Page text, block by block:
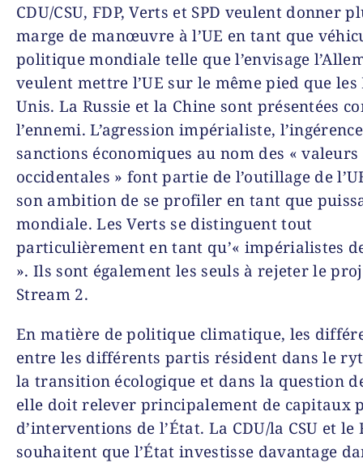
CDU/CSU, FDP, Verts et SPD veulent donner
marge de manœuvre à l’UE en tant que
politique mondiale telle que l’envisage
veulent mettre l’UE sur le même pied que les
Unis. La Russie et la Chine sont présentées
l’ennemi. L’agression impérialiste,
sanctions économiques au nom des « valeurs
occidentales » font partie de l’outillage de
son ambition de se profiler en tant que
mondiale. Les Verts se distinguent tout
particulièrement en tant qu’« impérialistes
». Ils sont également les seuls à rejeter le
Stream 2.
En matière de politique climatique, les
entre les différents partis résident dans le
la transition écologique et dans la question
elle doit relever principalement de capitaux
d’interventions de l’État. La CDU/la CSU et le
souhaitent que l’État investisse davantage